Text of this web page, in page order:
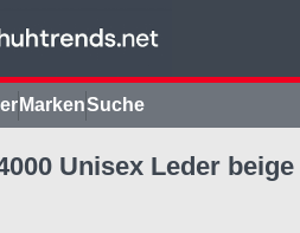
MarkenSuche
Unisex Leder beige